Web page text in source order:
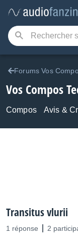
Forums Vos
Vos Compos
Compos Avis &
Transitus vlurii
1 réponse 2